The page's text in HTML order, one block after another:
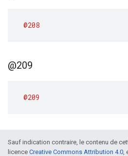
@208
@209
@209
Sauf indication contraire, le contenu de
licence Creative Commons Attribution 4.0,